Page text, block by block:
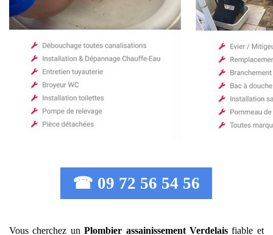
☎ 09 72 56 54 56
Vous cherchez unPlombier assainissement Verdelais fiable et